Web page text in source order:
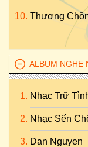
Thương
ALBUM NGHE
Nhạc Trữ
Nhạc Sến
Dan Nguyen